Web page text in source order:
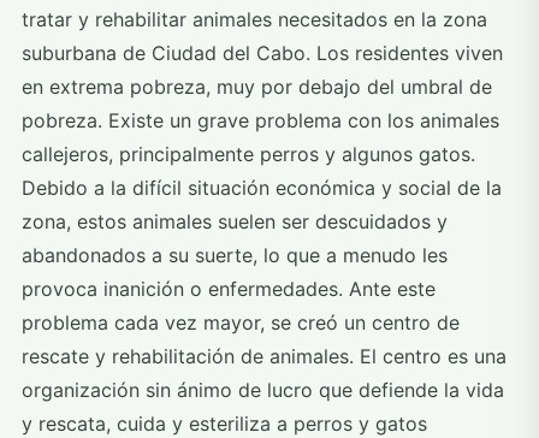
tratar y rehabilitar animales necesitados en la zona
suburbana de Ciudad del Cabo. Los residentes viven
en extrema pobreza, muy por debajo del umbral de
pobreza. Existe un grave problema con los animales
callejeros, principalmente perros y algunos gatos.
Debido a la difícil situación económica y social de la
zona, estos animales suelen ser descuidados y
abandonados a su suerte, lo que a menudo les
provoca inanición o enfermedades. Ante este
problema cada vez mayor, se creó un centro de
rescate y rehabilitación de animales. El centro es una
organización sin ánimo de lucro que defiende la vida
y rescata, cuida y esteriliza a perros y gatos